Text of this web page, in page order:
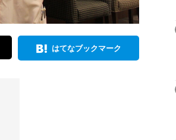
はてなブックマーク